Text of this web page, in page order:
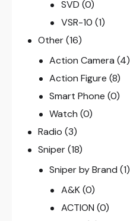
SVD (0)
VSR-10 (1)
Other(16)
Action Camera (4)
Action Figure (8)
Smart Phone (0)
Watch (0)
Radio (3)
Sniper(18)
Sniper by Brand (1)
A&K (0)
ACTION (0)